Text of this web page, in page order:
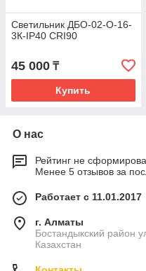
Светильник ДБО-02-О-16-
3К-IP40 CRI90
45 000 ₸
Купить
О нас
Рейтинг не
Менее 5 отзывов за
Работает с 11.01.2017
г. Алматы
Бостандыкский район
Казахстан